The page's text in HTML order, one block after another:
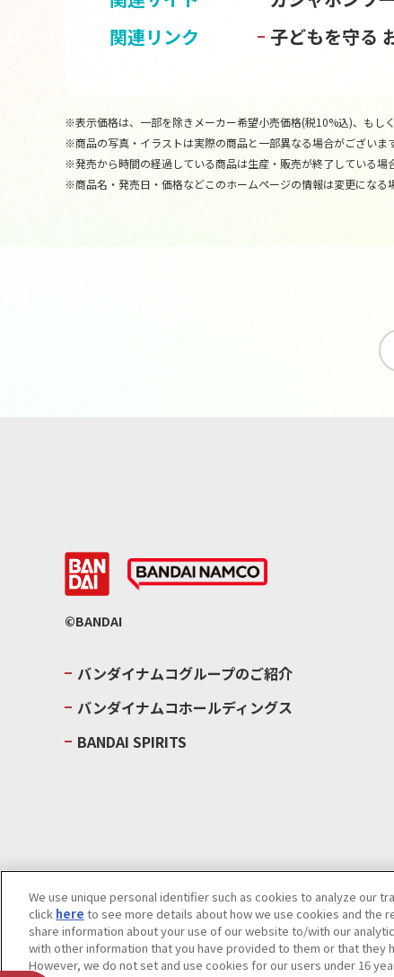
関連リンク
子どもを守る
※表示価格は、一部を除きメーカー希望小売価格(税10%込)、もし
※商品の写真・イラストは実際の商品と一部異なる場合がございま
※発売から時間の経過している商品は生産・販売が終了している場
※商品名・発売日・価格などこのホームページの情報は変更になる
©BANDAI
バンダイナムコグループのご紹介
バンダイナムコホールディングス
BANDAI SPIRITS
ウェブサイトご利用条件ソーシャルメディアポリシー個人情報
Do Not Sell or Share My Personal Information著作権・商標につ
We use unique personal identifier such as cookies to analyze our
click here to see more details about how we use cookies and the
share information about your use of our website to/with our
with other information that you have provided to them or that
However, we do not set and use cookies for our users under 16